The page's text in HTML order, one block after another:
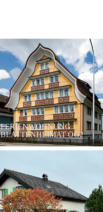
FERIENWOHNUNG
BLATTENHEIMAT OG2